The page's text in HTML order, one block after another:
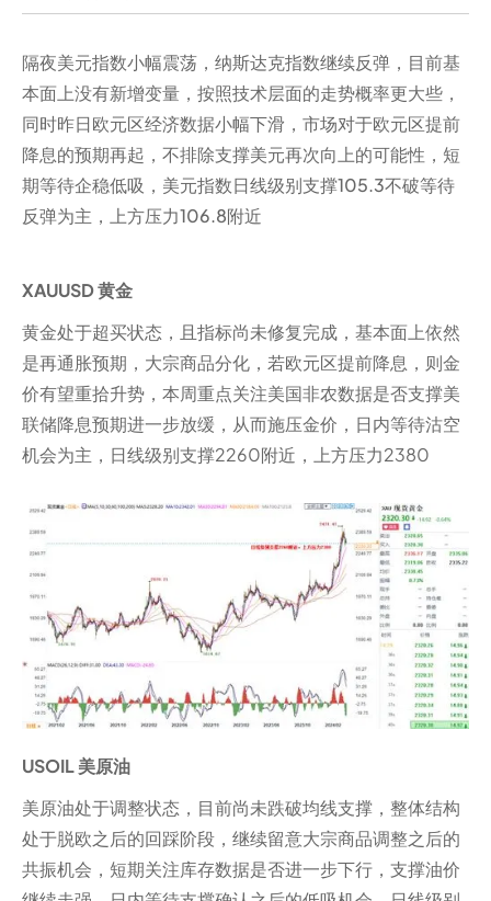
隔夜美元指数小幅震荡，纳斯达克指数继续反弹，目前基
本面上没有新增变量，按照技术层面的走势概率更大些，
同时昨日欧元区经济数据小幅下滑，市场对于欧元区提前
降息的预期再起，不排除支撑美元再次向上的可能性，短
期等待企稳低吸，美元指数日线级别支撑105.3不破等待
反弹为主，上方压力106.8附近
XAUUSD 黄金
黄金处于超买状态，且指标尚未修复完成，基本面上依然
是再通胀预期，大宗商品分化，若欧元区提前降息，则金
价有望重拾升势，本周重点关注美国非农数据是否支撑美
联储降息预期进一步放缓，从而施压金价，日内等待沽空
机会为主，日线级别支撑2260附近，上方压力2380
USOIL 美原油
美原油处于调整状态，目前尚未跌破均线支撑，整体结构
处于脱欧之后的回踩阶段，继续留意大宗商品调整之后的
共振机会，短期关注库存数据是否进一步下行，支撑油价